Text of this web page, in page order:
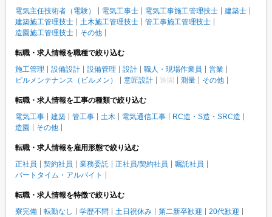
電気主任技術者（電験）
電気工事士 電気工事施工管理技士
建築士
建築施工管理技士
土木施工管理技士
管工事施工管理技士
造園施工管理技士
その他
転職・求人情報を職種で絞り込む
施工管理
設備設計 設備管理 設計 職人・現場作業員
営業
ビルメンテナンス（ビルメン）
意匠設計 造園 測量 その他
転職・求人情報を工事の種類で絞り込む
電気工事
建築 管工事 土木 電気通信工事
RC造・S造・SRC造
造園
その他
転職・求人情報を雇用形態で絞り込む
正社員
契約社員 業務委託 正社員/契約社員
嘱託社員
パートタイム・アルバイト
転職・求人情報を特徴で絞り込む
寮完備
転勤なし 学歴不問 土日祝休み 第二新卒歓迎
20代歓迎